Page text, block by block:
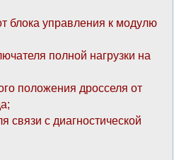
блока управления к модулю
полной нагрузки на
положения дросселя от
связи с диагностической